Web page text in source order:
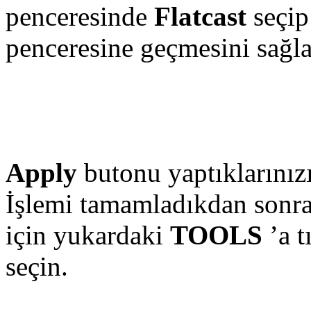
penceresinde Flatcast
penceresine geçmesini
Apply butonu
İşlemi tamamladıkdan
için yukardaki TOOLS ’a
seçin.